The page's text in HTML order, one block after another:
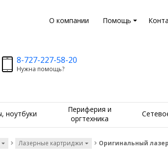
О компании Помощь
8-727-227-58-20
Нужна помощь?
ноутбуки
Периферия и
оргтехника
Лазерные картриджи Оригинальный